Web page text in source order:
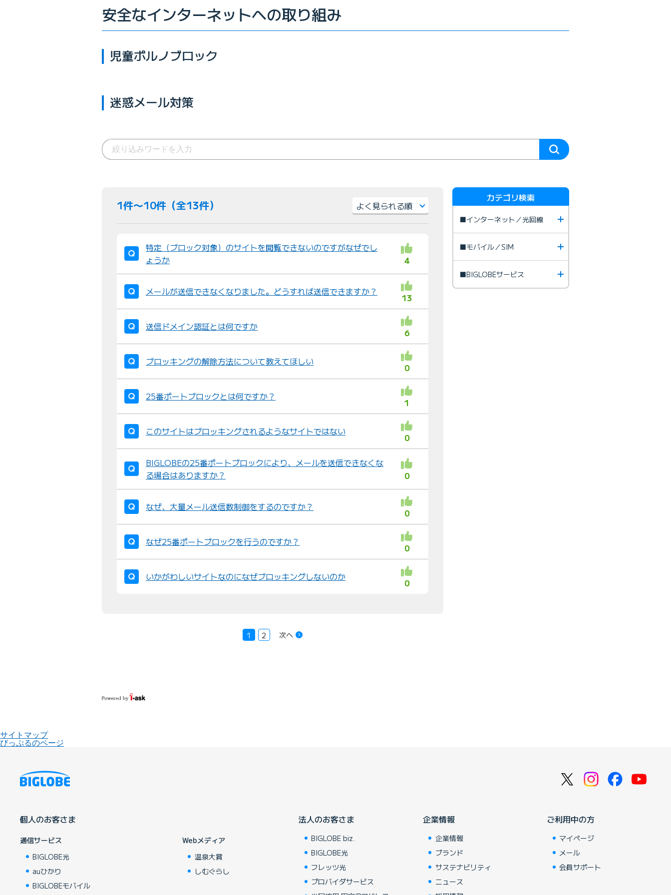
安全なインターネットへの取り組み
児童ポルノブロック
迷惑メール対策
1件〜10件（全13件）
並
替
：
特定（ブロック対象）のサイトを閲覧できないのですがなぜでし
ょうか
4
メールが送信できなくなりました。どうすれば送信できますか？
13
送信ドメイン認証とは何ですか
6
ブロッキングの解除方法について教えてほしい
0
25番ポートブロックとは何ですか？
1
このサイトはブロッキングされるようなサイトではない
0
BIGLOBEの25番ポートブロックにより、メールを送信できなくな
る場合はありますか？
0
なぜ、大量メール送信数制御をするのですか？
0
なぜ25番ポートブロックを行うのですか？
0
いかがわしいサイトなのになぜブロッキングしないのか
0
1 2 次へ
カテゴリ検索
■インターネット／光回線
■モバイル／SIM
■BIGLOBEサービス
サイトマップ
びっぷるのページ
個人のお客さま
通信サービス
BIGLOBE光
auひかり
BIGLOBEモバイル
Webメディア
温泉大賞
しむぐらし
法人のお客さま
BIGLOBE biz.
BIGLOBE光
フレッツ光
プロバイダサービス
企業情報
企業情報
ブランド
サステナビリティ
ニュース
ご利用中の方
マイページ
メール
会員サポート